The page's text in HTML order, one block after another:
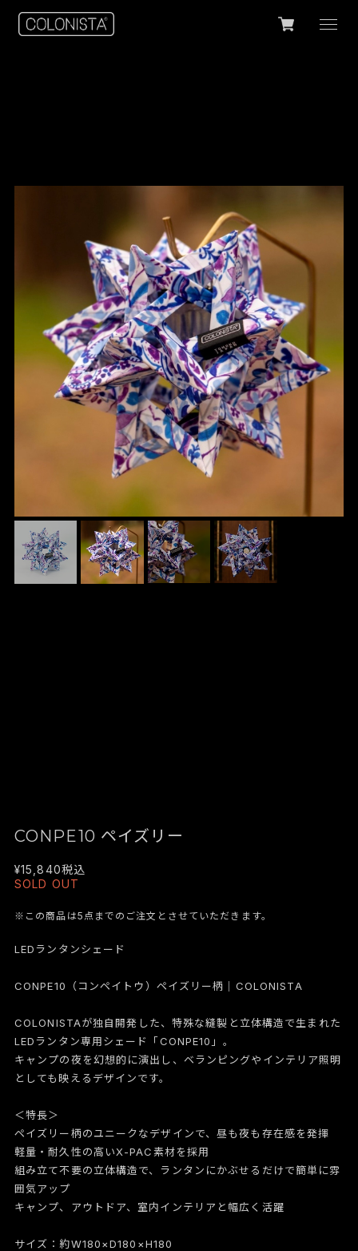
CONPE10 ペイズリー
¥15,840税込
SOLD OUT
※この商品は5点までのご注文とさせていただきます。
LEDランタンシェード
CONPE10（コンペイトウ）ペイズリー柄｜COLONISTA
COLONISTAが独自開発した、特殊な縫製と立体構造で生まれた
LEDランタン専用シェード「CONPE10」。
キャンプの夜を幻想的に演出し、ベランピングやインテリア照明
としても映えるデザインです。
＜特長＞
ペイズリー柄のユニークなデザインで、昼も夜も存在感を発揮
軽量・耐久性の高いX-PAC素材を採用
組み立て不要の立体構造で、ランタンにかぶせるだけで簡単に雰
囲気アップ
キャンプ、アウトドア、室内インテリアと幅広く活躍
サイズ：約W180×D180×H180